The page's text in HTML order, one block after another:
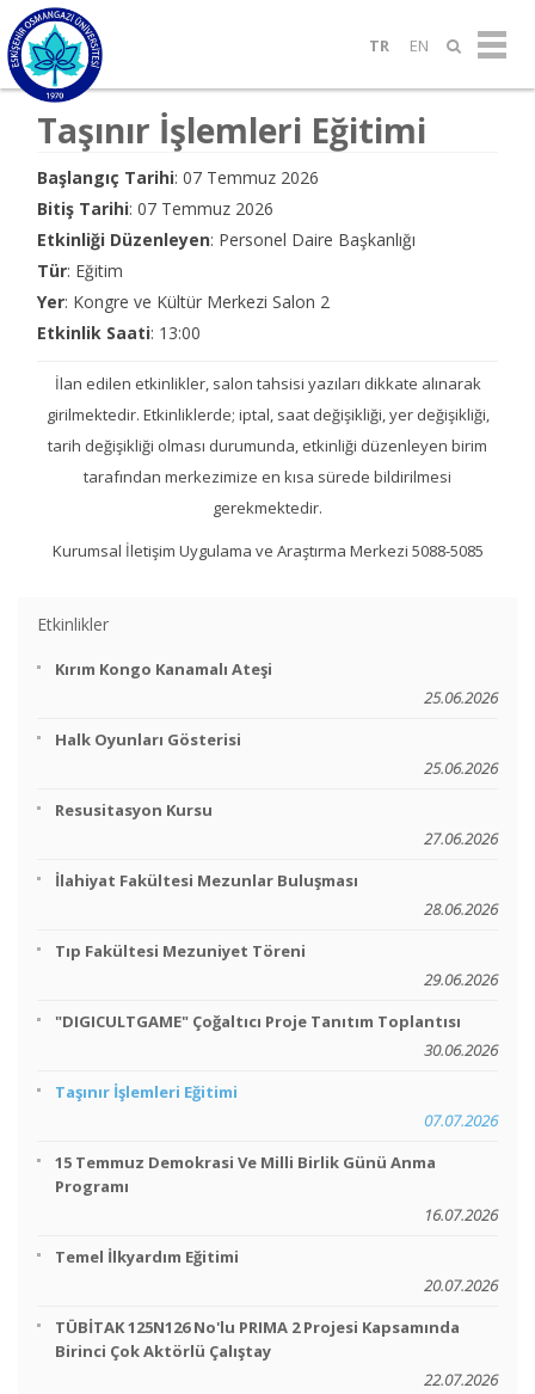
TR EN
Taşınır İşlemleri Eğitimi
Başlangıç Tarihi: 07 Temmuz 2026
Bitiş Tarihi: 07 Temmuz 2026
Etkinliği Düzenleyen: Personel Daire Başkanlığı
Tür: Eğitim
Yer: Kongre ve Kültür Merkezi Salon 2
Etkinlik Saati: 13:00
İlan edilen etkinlikler, salon tahsisi yazıları dikkate alınarak
girilmektedir. Etkinliklerde; iptal, saat değişikliği, yer değişikliği,
tarih değişikliği olması durumunda, etkinliği düzenleyen birim
tarafından merkezimize en kısa sürede bildirilmesi
gerekmektedir.
Kurumsal İletişim Uygulama ve Araştırma Merkezi 5088-5085
Etkinlikler
Kırım Kongo Kanamalı Ateşi
25.06.2026
Halk Oyunları Gösterisi
25.06.2026
Resusitasyon Kursu
27.06.2026
İlahiyat Fakültesi Mezunlar Buluşması
28.06.2026
Tıp Fakültesi Mezuniyet Töreni
29.06.2026
"DIGICULTGAME" Çoğaltıcı Proje Tanıtım Toplantısı
30.06.2026
Taşınır İşlemleri Eğitimi
07.07.2026
15 Temmuz Demokrasi Ve Milli Birlik Günü Anma
Programı
16.07.2026
Temel İlkyardım Eğitimi
20.07.2026
TÜBİTAK 125N126 No'lu PRIMA 2 Projesi Kapsamında
Birinci Çok Aktörlü Çalıştay
22.07.2026